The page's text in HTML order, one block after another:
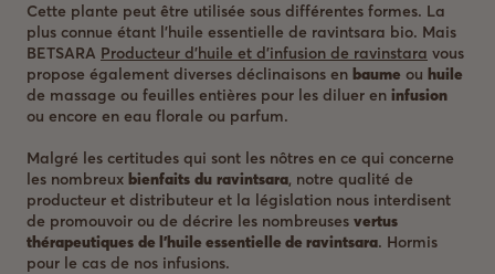
Cette plante peut être utilisée sous différentes formes. La
plus connue étant l’huile essentielle de ravintsara bio. Mais
BETSARA Producteur d’huile et d’infusion de ravinstara vous
propose également diverses déclinaisons en baume ou huile
de massage ou feuilles entières pour les diluer en infusion
ou encore en eau florale ou parfum.
Malgré les certitudes qui sont les nôtres en ce qui concerne
les nombreux bienfaits du ravintsara, notre qualité de
producteur et distributeur et la législation nous interdisent
de promouvoir ou de décrire les nombreuses vertus
thérapeutiques de l’huile essentielle de ravintsara. Hormis
pour le cas de nos infusions.